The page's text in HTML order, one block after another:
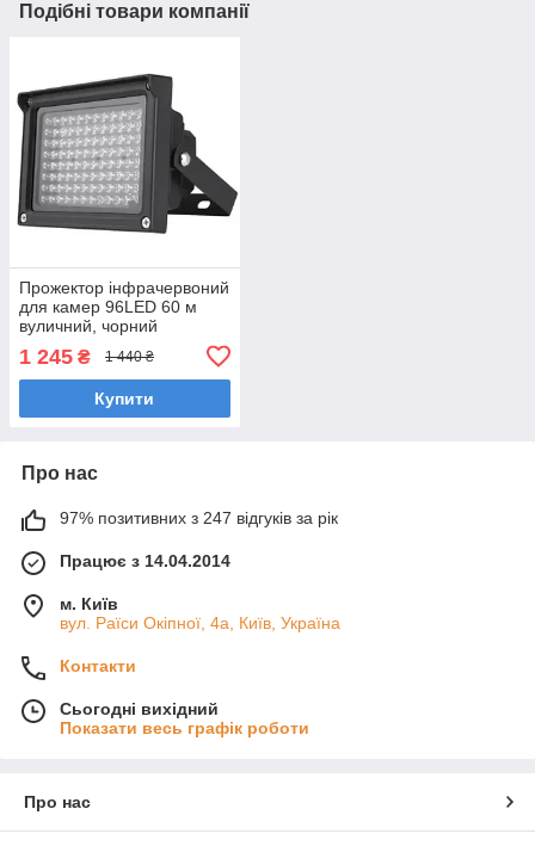
Подібні товари компанії
Прожектор інфрачервоний
для камер 96LED 60 м
вуличний, чорний
1 245 ₴ 1 440 ₴
Купити
Про нас
97% позитивних з 247 відгуків за рік
Працює з 14.04.2014
м. Київ
вул. Раїси Окіпної, 4а, Київ, Україна
Контакти
Сьогодні вихідний
Показати весь графік роботи
Про нас